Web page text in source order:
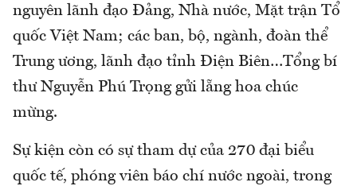
nguyên lãnh đạo Đảng, Nhà nước, Mặt trận Tổ
quốc Việt Nam; các ban, bộ, ngành, đoàn thể
Trung ương, lãnh đạo tỉnh Điện Biên…Tổng bí
thư Nguyễn Phú Trọng gửi lẵng hoa chúc
mừng.
Sự kiện còn có sự tham dự của 270 đại biểu
quốc tế, phóng viên báo chí nước ngoài, trong